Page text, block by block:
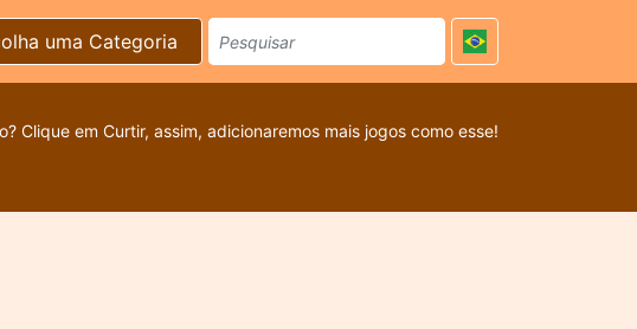
uma Categoria
Clique em Curtir, assim, adicionaremos mais jogos como esse!